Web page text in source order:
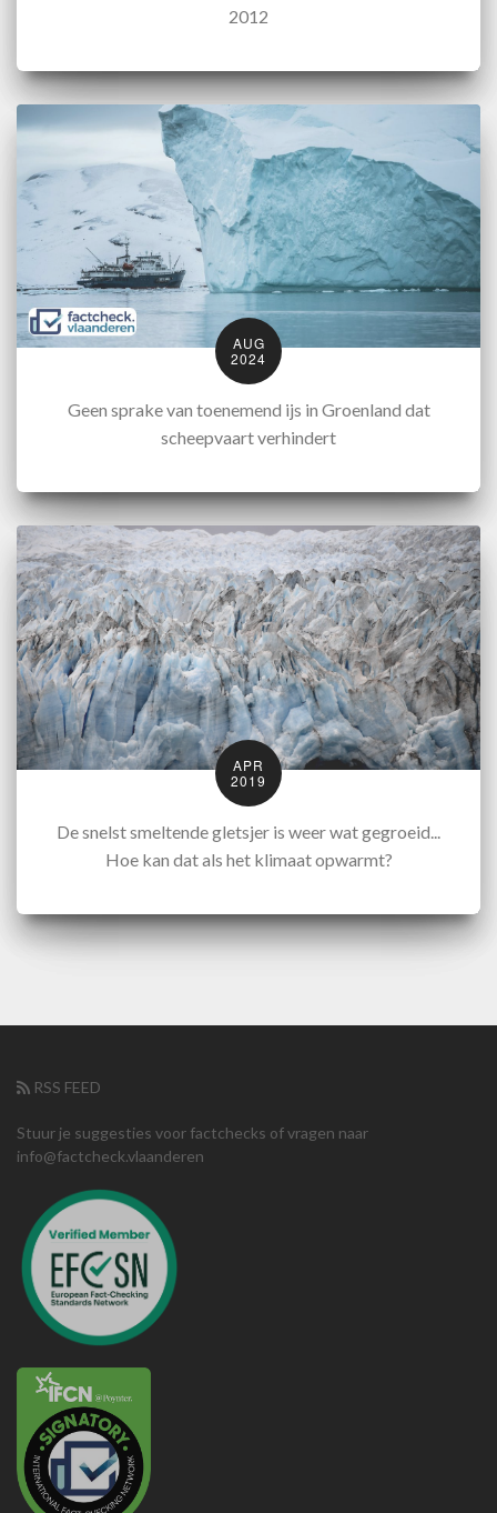
2012
AUG
2024
Geen sprake van toenemend ijs in Groenland dat
scheepvaart verhindert
APR
2019
De snelst smeltende gletsjer is weer wat gegroeid...
Hoe kan dat als het klimaat opwarmt?
RSS FEED
Stuur je suggesties voor factchecks of vragen naar
info@factcheck.vlaanderen